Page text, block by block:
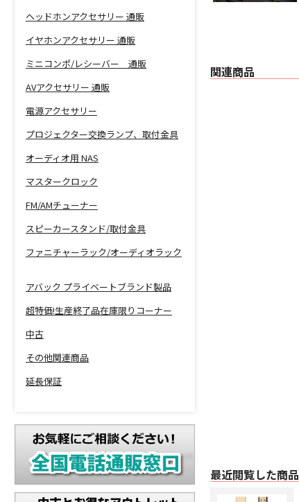
ヘッドホンアクセサリー 通販
イヤホンアクセサリー 通販
ミニコンポ/レシーバー 通販
AVアクセサリー 通販
電源アクセサリー
プロジェクター交換ランプ、取付金具
オーディオ用 NAS
マスタークロック
FM/AMチューナー
スピーカースタンド/取付金具
ファニチャーラック/オーディオラック
アバック プライベートブランド製品
超特価!生産終了品在庫限りコーナー
中古
その他関連商品
延長保証
関連商品
最近閲覧した商品